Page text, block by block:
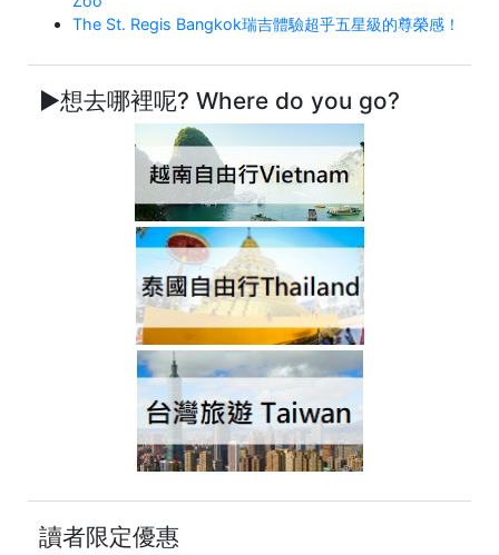
The St. Regis Bangkok瑞吉體驗超乎五星級的尊榮感！
►想去哪裡呢? Where do you go?
讀者限定優惠